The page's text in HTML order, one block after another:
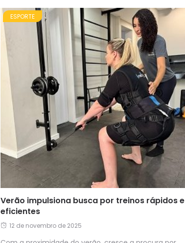
ESPORTE
Verão impulsiona busca por treinos rápidos e
eficientes
12 de novembro de 2025